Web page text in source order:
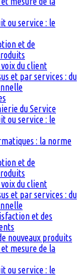
ou service : le
et de
voix du client
et par services : du
du Service
ou service : le
: la norme
et de
voix du client
et par services : du
et des
nouveaux produits
mesure de la
ou service : le